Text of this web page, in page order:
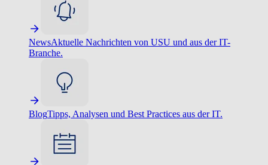
NewsAktuelle Nachrichten von USU und aus der IT-
Branche.
BlogTipps, Analysen und Best Practices aus der IT.